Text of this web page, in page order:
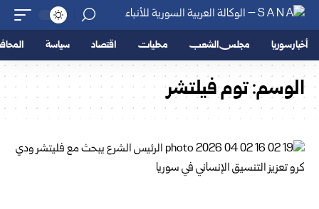
أخبار سوريا مجلس الشعب محليات اقتصاد سياسة
الوسم:توم فيلتشر